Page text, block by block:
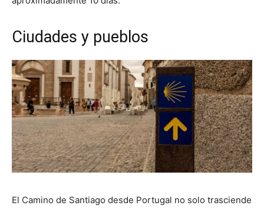
Ciudades y pueblos
El Camino de Santiago desde Portugal no solo trasciende